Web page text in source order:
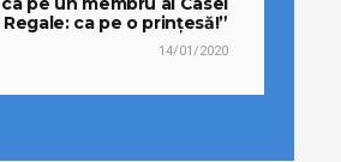
Regale: ca pe o prințesă!”
14/01/2020